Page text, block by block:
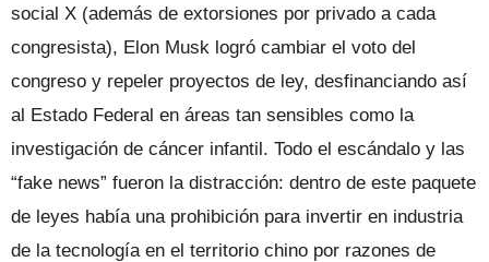
social X (además de extorsiones por privado a cada
congresista), Elon Musk logró cambiar el voto del
congreso y repeler proyectos de ley, desfinanciando así
al Estado Federal en áreas tan sensibles como la
investigación de cáncer infantil. Todo el escándalo y las
“fake news” fueron la distracción: dentro de este paquete
de leyes había una prohibición para invertir en industria
de la tecnología en el territorio chino por razones de